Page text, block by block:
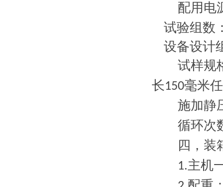
配用电
试验组数
设备设计
试样规
长150毫米
施加静
循环次
四， 装
1.主机